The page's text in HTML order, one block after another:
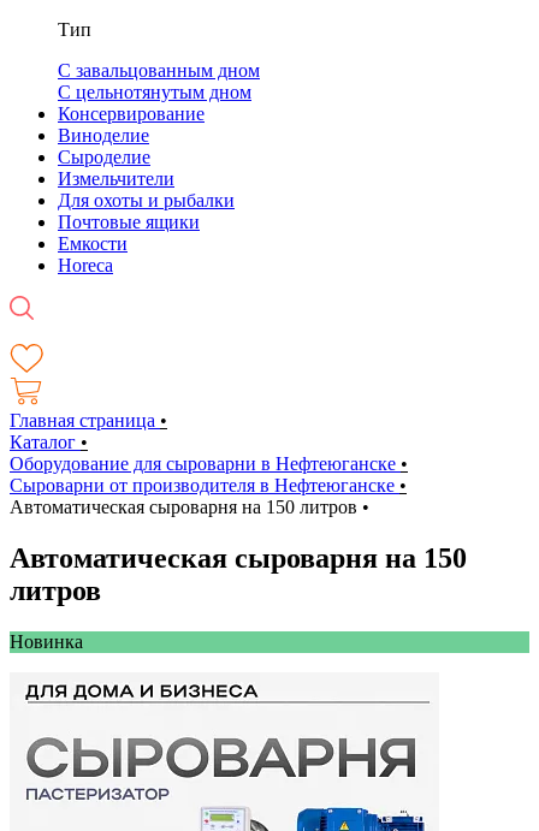
Тип
С завальцованным дном
С цельнотянутым дном
Консервирование
Виноделие
Сыроделие
Измельчители
Для охоты и рыбалки
Почтовые ящики
Емкости
Horeca
Главная страница •
Каталог •
Оборудование для сыроварни в Нефтеюганске •
Сыроварни от производителя в Нефтеюганске •
Автоматическая сыроварня на 150 литров •
Автоматическая сыроварня на 150
литров
Новинкa